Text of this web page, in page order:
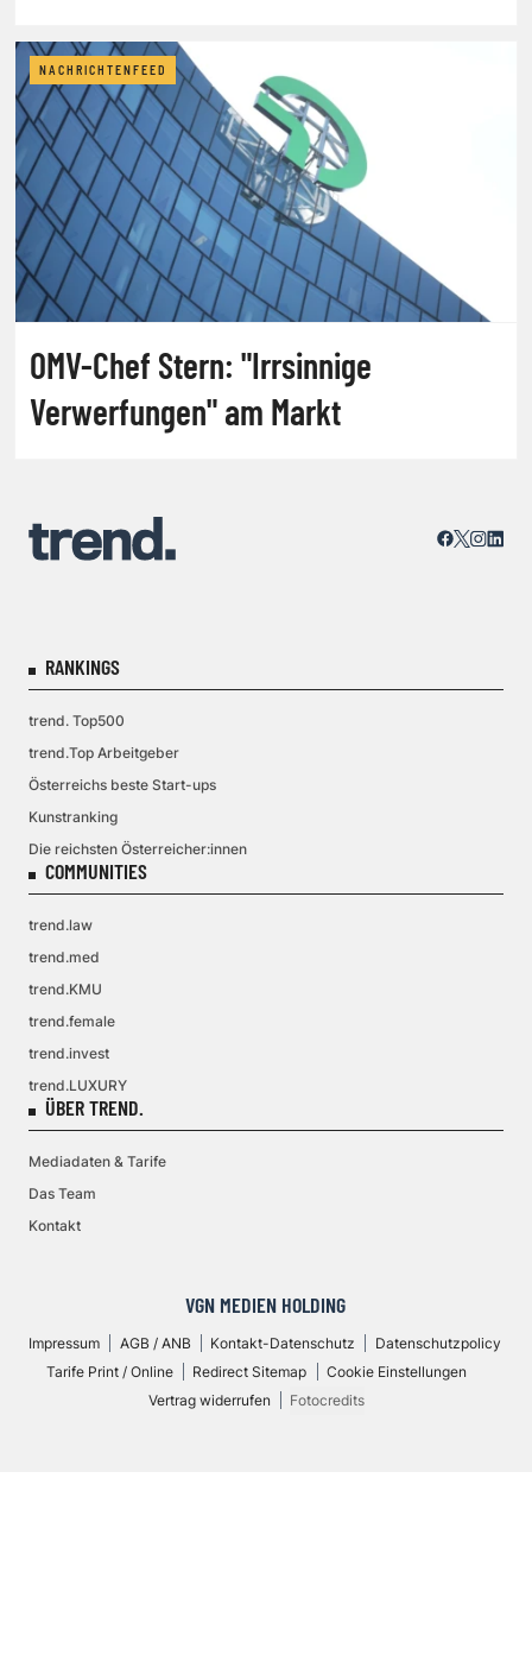
NACHRICHTENFEED
OMV-Chef Stern: "Irrsinnige
Verwerfungen" am Markt
RANKINGS
trend. Top500
trend.Top Arbeitgeber
Österreichs beste Start-ups
Kunstranking
Die reichsten Österreicher:innen
COMMUNITIES
trend.law
trend.med
trend.KMU
trend.female
trend.invest
trend.LUXURY
ÜBER TREND.
Mediadaten & Tarife
Das Team
Kontakt
VGN MEDIEN HOLDING
Impressum AGB / ANB Kontakt-Datenschutz
Datenschutzpolicy
Tarife Print / Online
Redirect Sitemap
Cookie Einstellungen
Vertrag widerrufen
Fotocredits